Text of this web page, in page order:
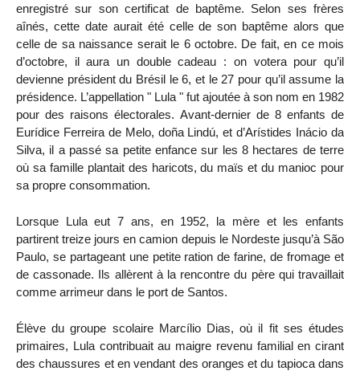
enregistré sur son certificat de baptême. Selon ses frères
aînés, cette date aurait été celle de son baptême alors que
celle de sa naissance serait le 6 octobre. De fait, en ce mois
d’octobre, il aura un double cadeau : on votera pour qu’il
devienne président du Brésil le 6, et le 27 pour qu’il assume la
présidence. L’appellation " Lula " fut ajoutée à son nom en 1982
pour des raisons électorales. Avant-dernier de 8 enfants de
Eurídice Ferreira de Melo, doña Lindú, et d’Arístides Inácio da
Silva, il a passé sa petite enfance sur les 8 hectares de terre
où sa famille plantait des haricots, du maïs et du manioc pour
sa propre consommation.
Lorsque Lula eut 7 ans, en 1952, la mère et les enfants
partirent treize jours en camion depuis le Nordeste jusqu’à São
Paulo, se partageant une petite ration de farine, de fromage et
de cassonade. Ils allèrent à la rencontre du père qui travaillait
comme arrimeur dans le port de Santos.
Élève du groupe scolaire Marcílio Dias, où il fit ses études
primaires, Lula contribuait au maigre revenu familial en cirant
des chaussures et en vendant des oranges et du tapioca dans